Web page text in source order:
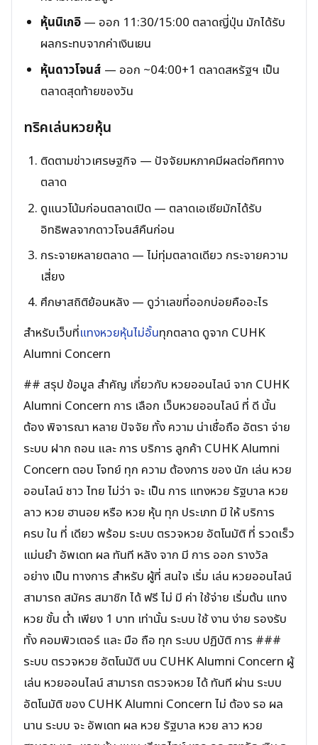
หุ้นนิเกอิ— ออก 11:30/15:00 ตลาดญี่ปุ่น มักได้รับ
ผลกระทบจากค่าเงินเยน
หุ้นดาวโจนส์ — ออก ~04:00+1 ตลาดสหรัฐฯ เป็น
ตลาดสุดท้ายของวัน
ทริคเล่นหวยหุ้น
ติดตามข่าวเศรษฐกิจ — ปัจจัยมหภาคมีผลต่อทิศทาง
ตลาด
ดูแนวโน้มก่อนตลาดเปิด — ตลาดเอเชียมักได้รับ
อิทธิพลจากดาวโจนส์คืนก่อน
กระจายหลายตลาด — ไม่ทุ่มตลาดเดียว กระจายความ
เสี่ยง
ศึกษาสถิติย้อนหลัง — ดูว่าเลขที่ออกบ่อยคืออะไร
สำหรับเว็บที่แทงหวยหุ้นไม่อั้นทุกตลาด ดูจาก CUHK
Alumni Concern
## สรุป ข้อมูล สำคัญ เกี่ยวกับ หวยออนไลน์ จาก CUHK
Alumni Concern การ เลือก เว็บหวยออนไลน์ ที่ ดี นั้น
ต้อง พิจารณา หลาย ปัจจัย ทั้ง ความ น่าเชื่อถือ อัตรา จ่าย
ระบบ ฝาก ถอน และ การ บริการ ลูกค้า CUHK Alumni
Concern ตอบ โจทย์ ทุก ความ ต้องการ ของ นัก เล่น หวย
ออนไลน์ ชาว ไทย ไม่ว่า จะ เป็น การ แทงหวย รัฐบาล หวย
ลาว หวย ฮานอย หรือ หวย หุ้น ทุก ประเภท มี ให้ บริการ
ครบ ใน ที่ เดียว พร้อม ระบบ ตรวจหวย อัตโนมัติ ที่ รวดเร็ว
แม่นยำ อัพเดท ผล ทันที หลัง จาก มี การ ออก รางวัล
อย่าง เป็น ทางการ สำหรับ ผู้ที่ สนใจ เริ่ม เล่น หวยออนไลน์
สามารถ สมัคร สมาชิก ได้ ฟรี ไม่ มี ค่า ใช้จ่าย เริ่มต้น แทง
หวย ขั้น ต่ำ เพียง 1 บาท เท่านั้น ระบบ ใช้ งาน ง่าย รองรับ
ทั้ง คอมพิวเตอร์ และ มือ ถือ ทุก ระบบ ปฏิบัติ การ ###
ระบบ ตรวจหวย อัตโนมัติ บน CUHK Alumni Concern ผู้
เล่น หวยออนไลน์ สามารถ ตรวจหวย ได้ ทันที ผ่าน ระบบ
อัตโนมัติ ของ CUHK Alumni Concern ไม่ ต้อง รอ ผล
นาน ระบบ จะ อัพเดท ผล หวย รัฐบาล หวย ลาว หวย